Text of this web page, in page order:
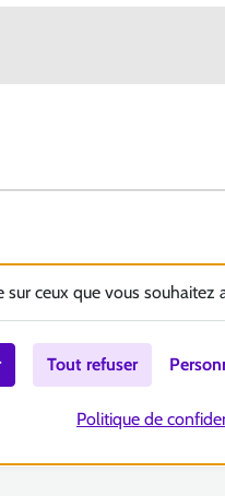
légalesPolitique et
ceux que vous souhaitez
Tout refuser
Politique de